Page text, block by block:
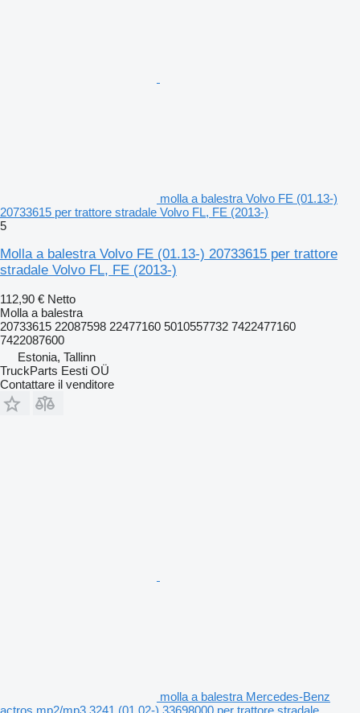
molla a balestra Volvo FE (01.13-)
20733615 per trattore stradale Volvo FL, FE (2013-)
5
Molla a balestra Volvo FE (01.13-) 20733615 per trattore
stradale Volvo FL, FE (2013-)
112,90 € Netto
Molla a balestra
20733615 22087598 22477160 5010557732 7422477160
7422087600
Estonia, Tallinn
TruckParts Eesti OÜ
Contattare il venditore
molla a balestra Mercedes-Benz
actros mp2/mp3 3241 (01.02-) 33698000 per trattore stradale